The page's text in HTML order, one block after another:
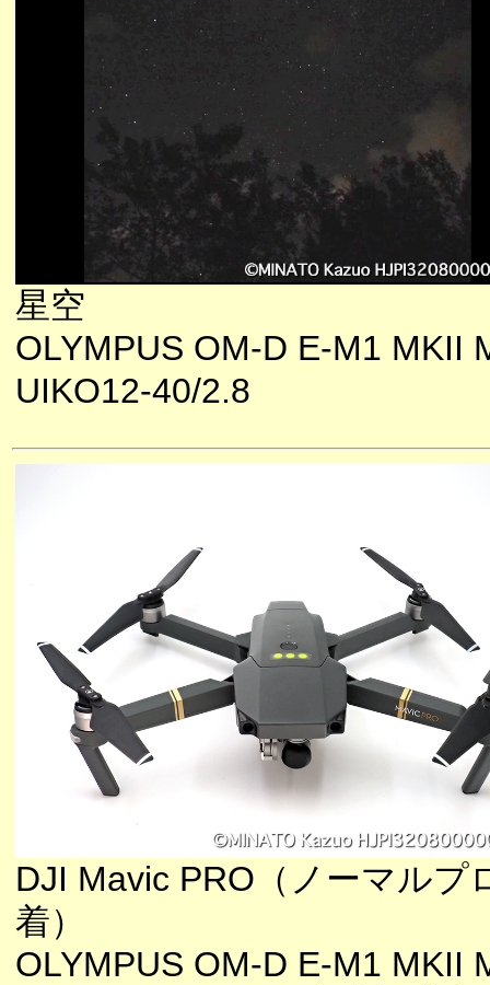
星空
OLYMPUS OM-D E-M1 MKII
UIKO12-40/2.8
DJI Mavic PRO（ノーマルプ
着）
OLYMPUS OM-D E-M1 MKII